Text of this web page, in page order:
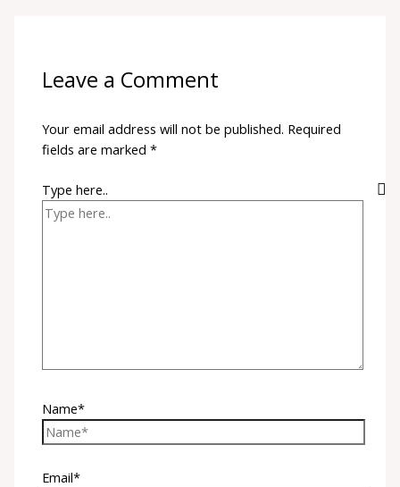
Leave a Comment
Your email address will not be published. Required
fields are marked*
Type here..
Name*
Email*